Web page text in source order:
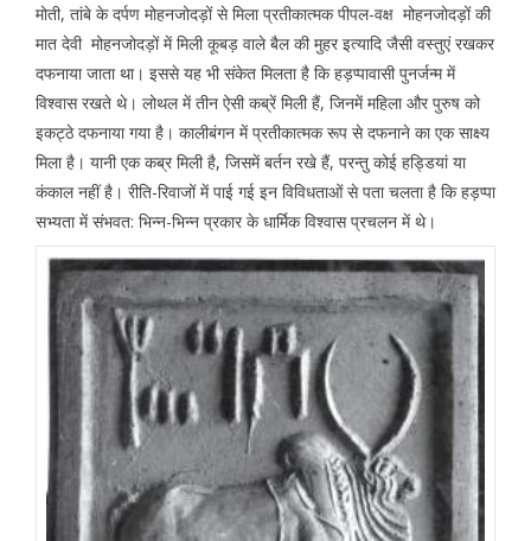
मोती, तांबे के दर्पण मोहनजोदड़ों से मिला प्रतीकात्मक पीपल-वक्ष मोहनजोदड़ों की
मात देवी मोहनजोदड़ों में मिली कूबड़ वाले बैल की मुहर इत्यादि जैसी वस्तुएं रखकर
दफनाया जाता था। इससे यह भी संकेत मिलता है कि हड़प्पावासी पुनर्जन्म में
विश्वास रखते थे। लोथल में तीन ऐसी कब्रें मिली हैं, जिनमें महिला और पुरुष को
इकट्ठे दफनाया गया है। कालीबंगन में प्रतीकात्मक रूप से दफनाने का एक साक्ष्य
मिला है। यानी एक कब्र मिली है, जिसमें बर्तन रखे हैं, परन्तु कोई हड्डियां या
कंकाल नहीं है। रीति-रिवाजों में पाई गई इन विविधताओं से पता चलता है कि हड़प्पा
सभ्यता में संभवत: भिन्न-भिन्न प्रकार के धार्मिक विश्वास प्रचलन में थे।